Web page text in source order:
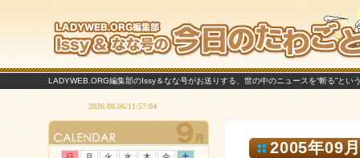
LADYWEB.ORG編集部のIssy＆なな号がお送りする、世の中のニュースを“斬る”と
2005年09